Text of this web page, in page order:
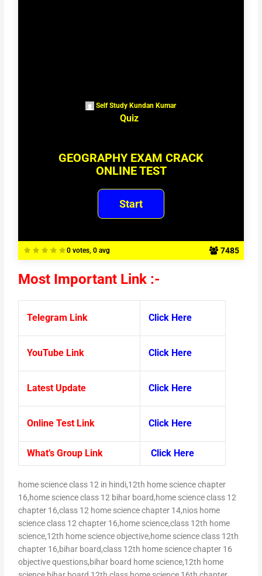
0 votes, 0 avg 7485
Self Study Kundan Kumar
Quiz
GEOGRAPHY EXAM CRACK
ONLINE TEST
Most Important Link :-
Telegram Link Click Here
YouTube Link Click Here
Latest Update Click Here
Online Test Link Click Here
What’s Group Link Click Here
home science class 12 in hindi,12th home science chapter
16,home science class 12 bihar board,home science class 12
chapter 16,class 12 home science chapter 14,nios home
science class 12 chapter 16,home science,class 12th home
science,12th home science objective,home science class 12th
chapter 16,bihar board,class 12th home science chapter 16
objective questions,bihar board home science,12th home